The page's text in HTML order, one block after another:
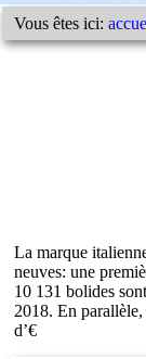
Vous êtes ici:
La marque
neuves: une
10 131 bolides
2018. En
d’€